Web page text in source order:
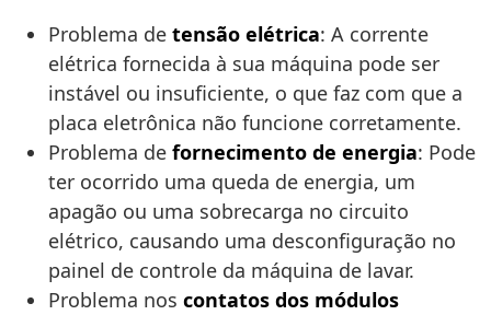
Problema de tensão elétrica: A corrente
elétrica fornecida à sua máquina pode ser
instável ou insuficiente, o que faz com que a
placa eletrônica não funcione corretamente.
Problema de fornecimento de energia: Pode
ter ocorrido uma queda de energia, um
apagão ou uma sobrecarga no circuito
elétrico, causando uma desconfiguração no
painel de controle da máquina de lavar.
Problema nos contatos dos módulos